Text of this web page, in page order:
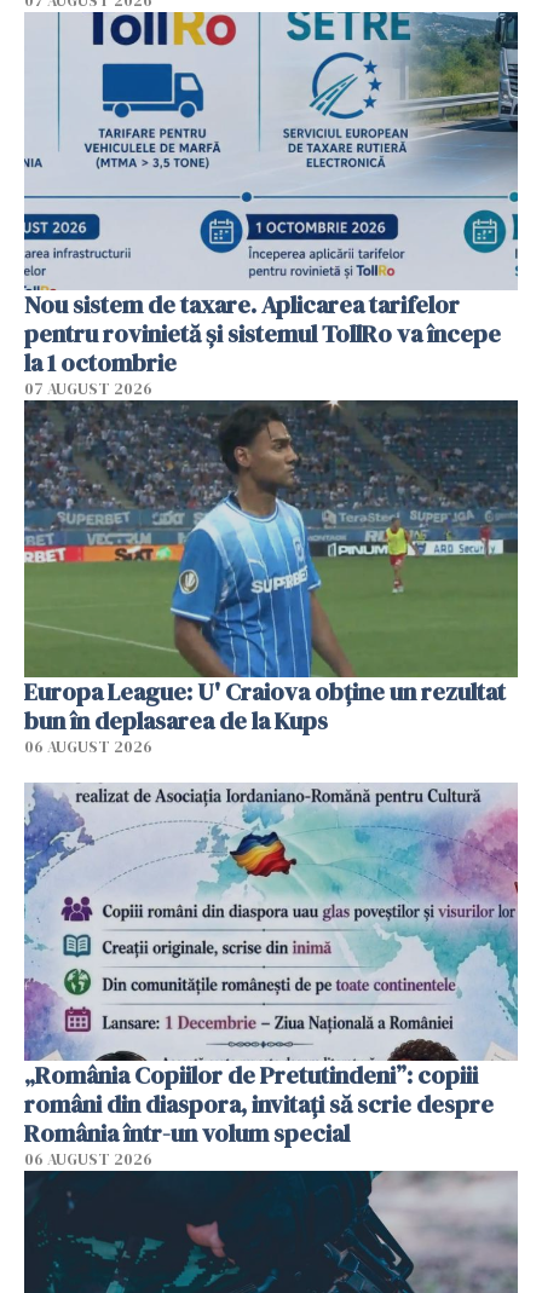
Nou sistem de taxare. Aplicarea tarifelor
pentru rovinietă şi sistemul TollRo va începe
la 1 octombrie
07 AUGUST 2026
Europa League: U' Craiova obține un rezultat
bun în deplasarea de la Kups
06 AUGUST 2026
„România Copiilor de Pretutindeni”: copiii
români din diaspora, invitați să scrie despre
România într-un volum special
06 AUGUST 2026